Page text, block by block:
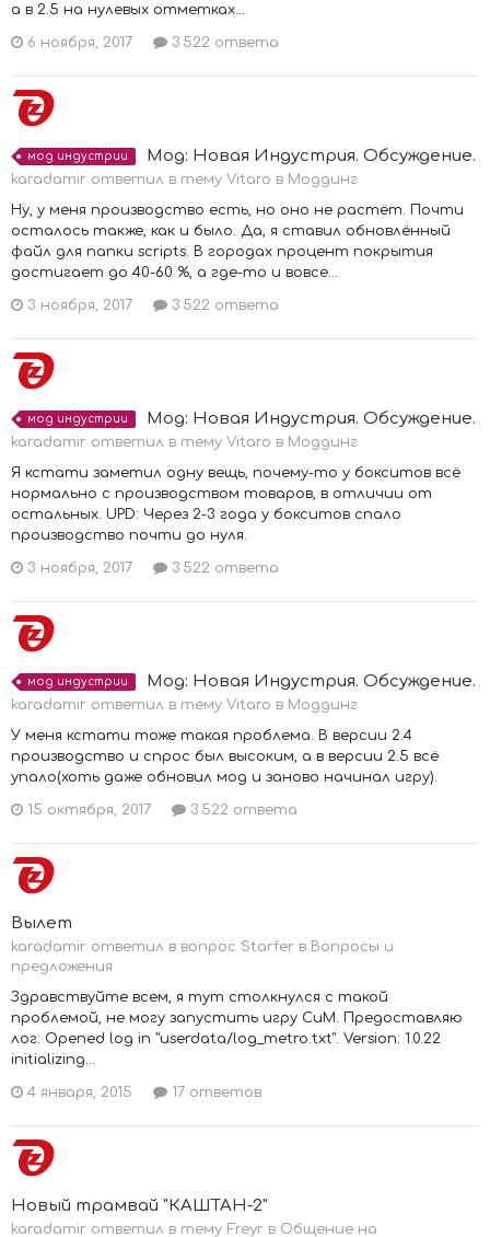
а в 2.5 на нулевых отметках...
6 ноября, 2017 3 522 ответа
мод индустрии Мод: Новая Индустрия. Обсуждение.
karadamir ответил в тему Vitaro в Моддинг
Ну, у меня производство есть, но оно не растёт. Почти
осталось также, как и было. Да, я ставил обновлённый
файл для папки scripts. В городах процент покрытия
достигает до 40-60 %, а где-то и вовсе...
3 ноября, 2017 3 522 ответа
мод индустрии Мод: Новая Индустрия. Обсуждение.
karadamir ответил в тему Vitaro в Моддинг
Я кстати заметил одну вещь, почему-то у бокситов всё
нормально с производством товаров, в отличии от
остальных. UPD: Через 2-3 года у бокситов спало
производство почти до нуля.
3 ноября, 2017 3 522 ответа
мод индустрии Мод: Новая Индустрия. Обсуждение.
karadamir ответил в тему Vitaro в Моддинг
У меня кстати тоже такая проблема. В версии 2.4
производство и спрос был высоким, а в версии 2.5 всё
упало(хоть даже обновил мод и заново начинал игру).
15 октября, 2017 3 522 ответа
Вылет
karadamir ответил в вопрос Starfer в Вопросы и
предложения
Здравствуйте всем, я тут столкнулся с такой
проблемой, не могу запустить игру СиМ. Предоставляю
лог: Opened log in "userdata/log_metro.txt". Version: 1.0.22
initializing...
4 января, 2015 17 ответов
Новый трамвай "КАШТАН-2"
karadamir ответил в тему Freyr в Общение на